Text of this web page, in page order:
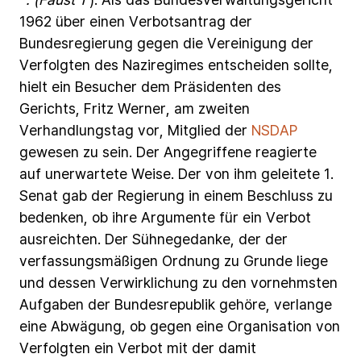
1962 über einen Verbotsantrag der
Bundesregierung gegen die Vereinigung der
Verfolgten des Naziregimes entscheiden sollte,
hielt ein Besucher dem Präsidenten des
Gerichts, Fritz Werner, am zweiten
Verhandlungstag vor, Mitglied der NSDAP
gewesen zu sein. Der Angegriffene reagierte
auf unerwartete Weise. Der von ihm geleitete 1.
Senat gab der Regierung in einem Beschluss zu
bedenken, ob ihre Argumente für ein Verbot
ausreichten. Der Sühnegedanke, der der
verfassungsmäßigen Ordnung zu Grunde liege
und dessen Verwirklichung zu den vornehmsten
Aufgaben der Bundesrepublik gehöre, verlange
eine Abwägung, ob gegen eine Organisation von
Verfolgten ein Verbot mit der damit